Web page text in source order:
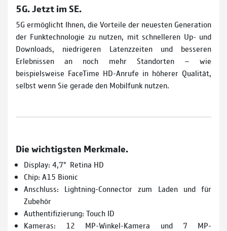
5G. Jetzt im SE.
5G ermöglicht Ihnen, die Vorteile der neuesten Generation
der Funktechnologie zu nutzen, mit schnelleren Up- und
Downloads, niedrigeren Latenzzeiten und besseren
Erlebnissen an noch mehr Standorten — wie
beispielsweise FaceTime HD-Anrufe in höherer Qualität,
selbst wenn Sie gerade den Mobilfunk nutzen.
Die wichtigsten Merkmale.
Display: 4,7" Retina HD
Chip: A15 Bionic
Anschluss: Lightning-Connector zum Laden und für
Zubehör
Authentifizierung: Touch ID
Kameras: 12 MP-Winkel-Kamera und 7 MP-